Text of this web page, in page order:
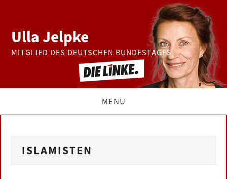
Ulla Jelpke
MITGLIED DES DEUTSCHEN BUNDESTAGES
MENU
BUNDESTAG
ISLAMISTEN